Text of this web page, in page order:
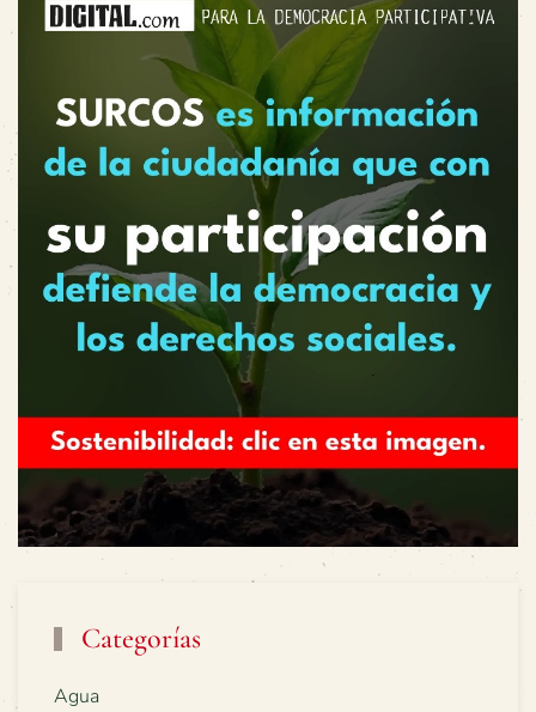
Categorías
Agua